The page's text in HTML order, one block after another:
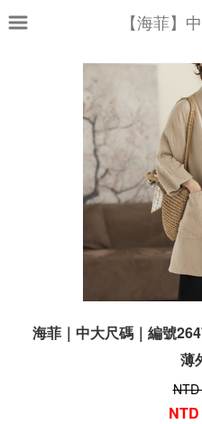
【海菲】
海菲｜中大尺碼｜編號
薄